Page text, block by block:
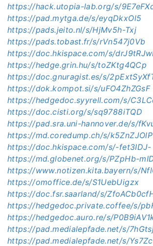
https://hack.utopia-lab.org/s/
https://pad.mytga.de/s/eyqDkxOl5
https://pads.jeito.nl/s/HjMv5h-Txj
https://pads.tobast.fr/s/rVn547j0Vb
https://doc.hkispace.com/s/
https://hedge.grin.hu/s/toZKtg4QCp
https://doc.gnuragist.es/s/
https://dok.kompot.si/s/uFO4ZhZGsF
https://hedgedoc.syyrell.com/s/
https://doc.cisti.org/s/sq9788iTQD
https://pad.sra.uni-hannover.de/s/
https://md.coredump.ch/s/k5ZnZJOlP
https://doc.hkispace.com/s/-fet3IDJ-
https://md.globenet.org/s/PZpHb-
https://www.notizen.kita.bayern/s/
https://omoffice.de/s/S1UebUigzx
https://doc.fsr.saarland/s/
https://hedgedoc.private.coffee/s/
https://hedgedoc.auro.re/s/
https://pad.medialepfade.net/s/
https://pad.medialepfade.net/s/